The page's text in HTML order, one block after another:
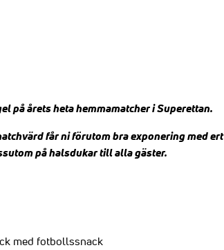
på årets heta hemmamatcher i Superettan.
får ni förutom bra exponering med
på halsdukar till alla gäster.
med fotbollssnack